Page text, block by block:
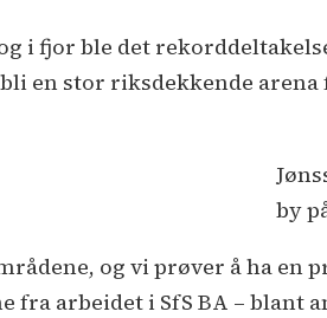
i fjor ble det
en stor riksdekkende arena
by
og vi prøver å ha
fra arbeidet i SfS BA – blant